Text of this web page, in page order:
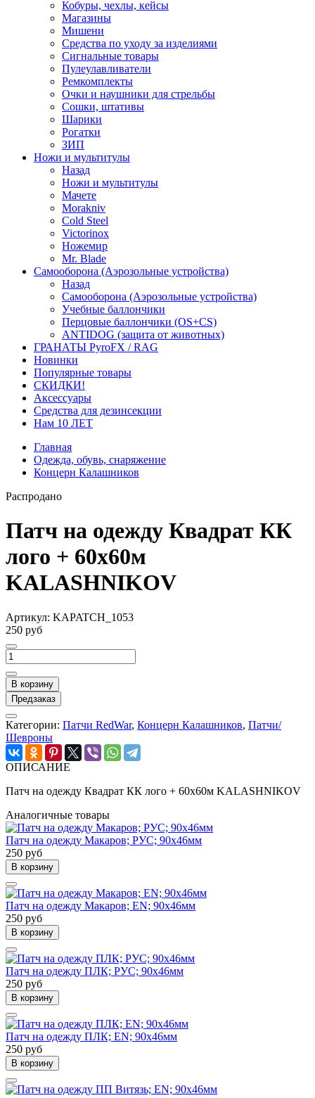
Кобуры, чехлы, кейсы
Магазины
Мишени
Средства по уходу за изделиями
Сигнальные товары
Пулеулавливатели
Ремкомплекты
Очки и наушники для стрельбы
Сошки, штативы
Шарики
Рогатки
ЗИП
Ножи и мультитулы
Назад
Ножи и мультитулы
Мачете
Morakniv
Cold Steel
Victorinox
Ножемир
Mr. Blade
Самооборона (Аэрозольные устройства)
Назад
Самооборона (Аэрозольные устройства)
Учебные баллончики
Перцовые баллончики (OS+CS)
ANTIDOG (защита от животных)
ГРАНАТЫ PyroFX / RAG
Новинки
Популярные товары
СКИДКИ!
Аксессуары
Средства для дезинсекции
Нам 10 ЛЕТ
Главная
Одежда, обувь, снаряжение
Концерн Калашников
Распродано
Патч на одежду Квадрат КК
лого + 60х60м
KALASHNIKOV
Артикул: KАPATCH_1053
250 руб
В корзину
Предзаказ
Категории: Патчи RedWar, Концерн Калашников, Патчи/
Шевроны
ОПИСАНИЕ
Патч на одежду Квадрат КК лого + 60х60м KALASHNIKOV
Аналогичные товары
Патч на одежду Макаров; РУС; 90х46мм
250 руб
В корзину
Патч на одежду Макаров; EN; 90х46мм
250 руб
В корзину
Патч на одежду ПЛК; РУС; 90х46мм
250 руб
В корзину
Патч на одежду ПЛК; EN; 90х46мм
250 руб
В корзину